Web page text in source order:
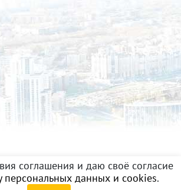
соглашения и даю своё согласие
персональных данных и cookies.